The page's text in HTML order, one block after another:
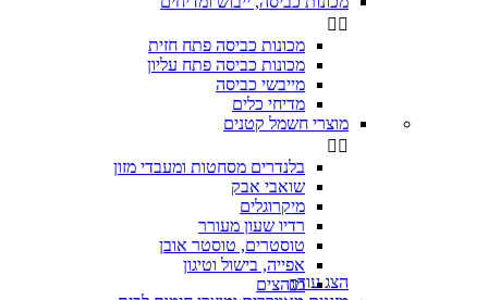
 
מכונות כביסה פתח חזית
מכונות כביסה פתח עליון
מייבשי כביסה
מדיחי כלים
מוצרי חשמל קטנים
 
בלנדרים מסחטות ומעבדי מזון
שואבי אבק
מיקרוגלים
רדיו שעון מעורר
טוסטרים, טוסטר אובן
אפייה, בישול וטיגון
מגהציםהצג עוד